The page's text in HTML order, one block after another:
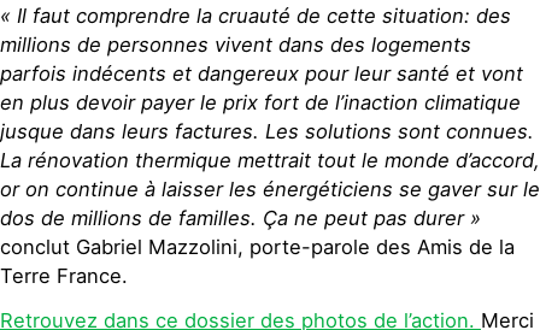
« Il faut comprendre la cruauté de cette situation: des
millions de personnes vivent dans des logements
parfois indécents et dangereux pour leur santé et vont
en plus devoir payer le prix fort de l’inaction climatique
jusque dans leurs factures. Les solutions sont connues.
La rénovation thermique mettrait tout le monde d’accord,
or on continue à laisser les énergéticiens se gaver sur le
dos de millions de familles. Ça ne peut pas durer »
conclut Gabriel Mazzolini, porte-parole des Amis de la
Terre France.
Retrouvez dans ce dossier des photos de l’action. Merci